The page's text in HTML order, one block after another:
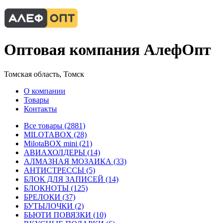
Оптовая компания АлефОпт
Томская область, Томск
О компании
Товары
Контакты
Все товары (2881)
MILOTABOX (28)
MilotaBOX mini (21)
АВИАХОЛДЕРЫ (14)
АЛМАЗНАЯ МОЗАИКА (33)
АНТИСТРЕССЫ (5)
БЛОК ДЛЯ ЗАПИСЕЙ (14)
БЛОКНОТЫ (125)
БРЕЛОКИ (37)
БУТЫЛОЧКИ (2)
БЬЮТИ ПОВЯЗКИ (10)